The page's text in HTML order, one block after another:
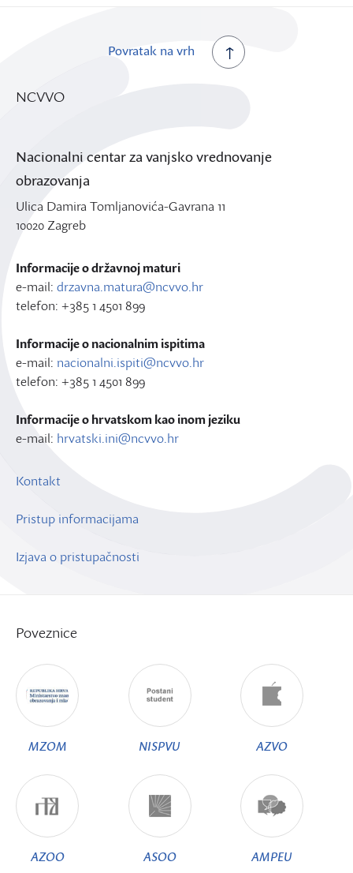
Povratak na vrh
NCVVO
Nacionalni centar za vanjsko vrednovanje
obrazovanja
Ulica Damira Tomljanovića-Gavrana 11
10020 Zagreb
Informacije o državnoj maturi
e-mail: drzavna.matura@ncvvo.hr
telefon: +385 1 4501 899
Informacije o nacionalnim ispitima
e-mail: nacionalni.ispiti@ncvvo.hr
telefon: +385 1 4501 899
Informacije o hrvatskom kao inom jeziku
e-mail: hrvatski.ini@ncvvo.hr
Kontakt
Pristup informacijama
Izjava o pristupačnosti
Poveznice
MZOM NISPVU AZVO
AZOO ASOO AMPEU